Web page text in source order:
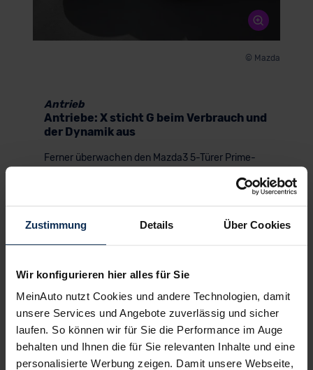
Zustimmung Details Über Cookies
Wir konfigurieren hier alles für Sie
MeinAuto nutzt Cookies und andere Technologien, damit
unsere Services und Angebote zuverlässig und sicher
laufen. So können wir für Sie die Performance im Auge
behalten und Ihnen die für Sie relevanten Inhalte und eine
personalisierte Werbung zeigen. Damit unsere Webseite,
© Mazda
Antrieb
Antriebe: X sticht G beim Verbrauch und
der Dynamik aus
Ferner überwachen den Mazda3 5-Türer Prime-
mit einer Stauassistenz-Funktion bis Tempo 150;
Notbremsassistenten . Ebenso vorbildlich ist beim
kompakten Mazda der Kinder- bzw.
die Zahl und Ausgestaltung der Airbags.
Fahrassistenzsystem freilich haben nur dann
einen Sinn, wenn das Auto tatsächlich auch fährt.
Wie also fährt sich der Mazda3 5-Türer?
Schwerfällig wie eine Skulptur oder so geradlinig
und pur, wie er aussieht? Wie dynamisch und